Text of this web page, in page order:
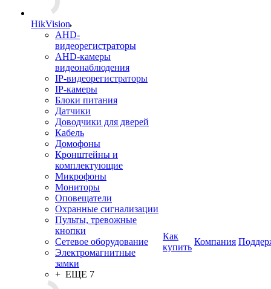
HikVision
AHD-
видеорегистраторы
AHD-камеры
видеонаблюдения
IP-видеорегистраторы
IP-камеры
Блоки питания
Датчики
Доводчики для дверей
Кабель
Домофоны
Кронштейны и
комплектующие
Микрофоны
Мониторы
Оповещатели
Охранные сигнализации
Пульты, тревожные
кнопки
Сетевое оборудование
Электромагнитные
замки
+ ЕЩЕ 7
Как
купить
Компания